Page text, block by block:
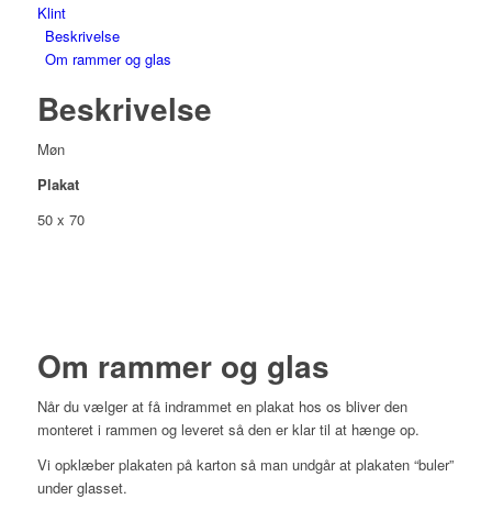
Klint
Beskrivelse
Om rammer og glas
Beskrivelse
Møn
Plakat
50 x 70
Om rammer og glas
Når du vælger at få indrammet en plakat hos os bliver den
monteret i rammen og leveret så den er klar til at hænge op.
Vi opklæber plakaten på karton så man undgår at plakaten “buler”
under glasset.